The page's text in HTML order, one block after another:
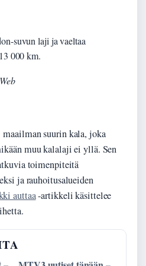
suvun laji ja vaeltaa
000 km.
suurin kala, joka
muu kalalaji ei yllä. Sen
toimenpiteitä
ja rauhoitusalueiden
auttaa-artikkeli käsittelee